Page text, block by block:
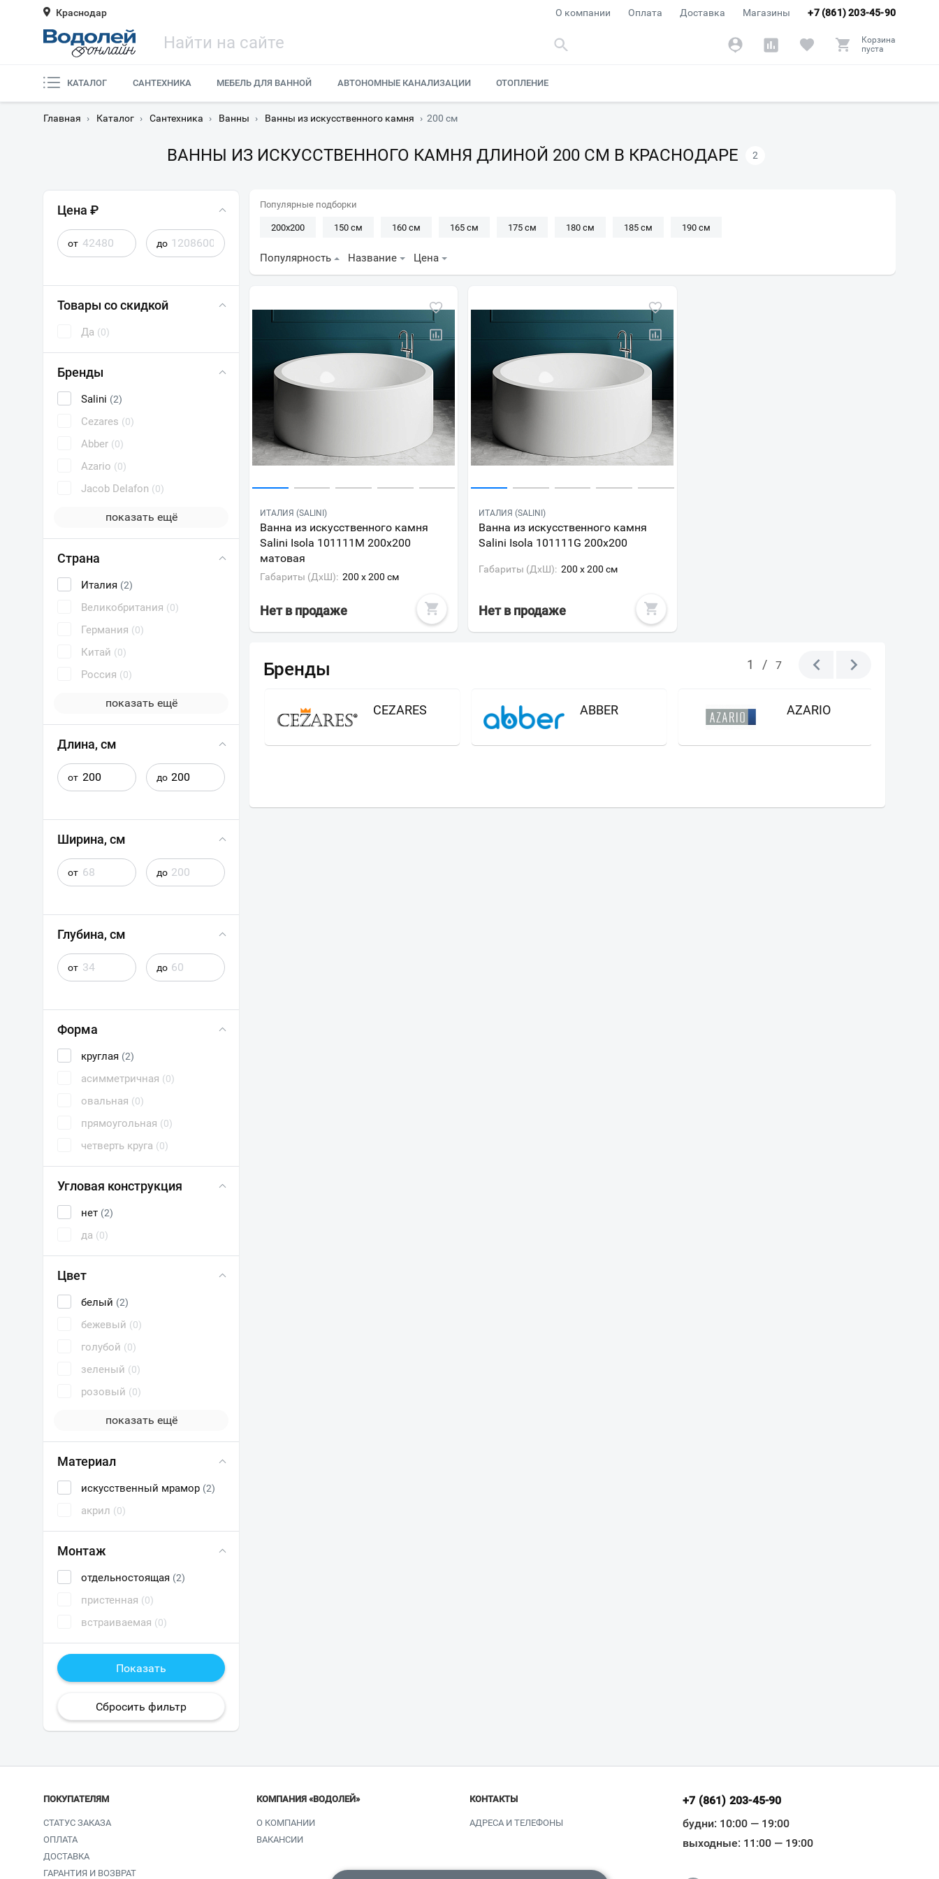
Краснодар +7 (861) 203-45-90
О компании Оплата Доставка Магазины
Корзина
пуста
КАТАЛОГ САНТЕХНИКА МЕБЕЛЬ ДЛЯ ВАННОЙ АВТОНОМНЫЕ КАНАЛИЗАЦИИ ОТОПЛЕНИЕ
Главная › Каталог › Сантехника › Ванны › Ванны из искусственного камня › 200 см
ВАННЫ ИЗ ИСКУССТВЕННОГО КАМНЯ ДЛИНОЙ 200 СМ В КРАСНОДАРЕ 2
Цена ₽
от до
Товары со скидкой
Да (0)
Бренды
Salini (2)
Cezares (0)
Abber (0)
Azario (0)
Jacob Delafon (0)
показать ещё
Страна
Италия (2)
Великобритания (0)
Германия (0)
Китай (0)
Россия (0)
показать ещё
Длина, см
от до
Ширина, см
от до
Глубина, см
от до
Форма
круглая (2)
асимметричная (0)
овальная (0)
прямоугольная (0)
четверть круга (0)
Угловая конструкция
нет (2)
да (0)
Цвет
белый (2)
бежевый (0)
голубой (0)
зеленый (0)
розовый (0)
показать ещё
Материал
искусственный мрамор (2)
акрил (0)
Монтаж
отдельностоящая (2)
пристенная (0)
встраиваемая (0)
Популярные подборки
200x200 150 см 160 см 165 см 175 см 180 см 185 см 190 см
Популярность Название Цена
ИТАЛИЯ (SALINI)
Ванна из искусственного камня
Salini Isola 101111M 200х200
матовая
Габариты (ДxШ): 200 x 200 см
Нет в продаже
ИТАЛИЯ (SALINI)
Ванна из искусственного камня
Salini Isola 101111G 200х200
Габариты (ДxШ): 200 x 200 см
Нет в продаже
Бренды 1 / 7
ЭСТЕТ CEZARES ABBER AZARIO
ПОКУПАТЕЛЯМ
СТАТУС ЗАКАЗА
ОПЛАТА
ДОСТАВКА
ГАРАНТИЯ И ВОЗВРАТ
КОМПАНИЯ «ВОДОЛЕЙ»
О КОМПАНИИ
ВАКАНСИИ
КОНТАКТЫ
АДРЕСА И ТЕЛЕФОНЫ
+7 (861) 203-45-90
будни: 10:00 — 19:00
выходные: 11:00 — 19:00